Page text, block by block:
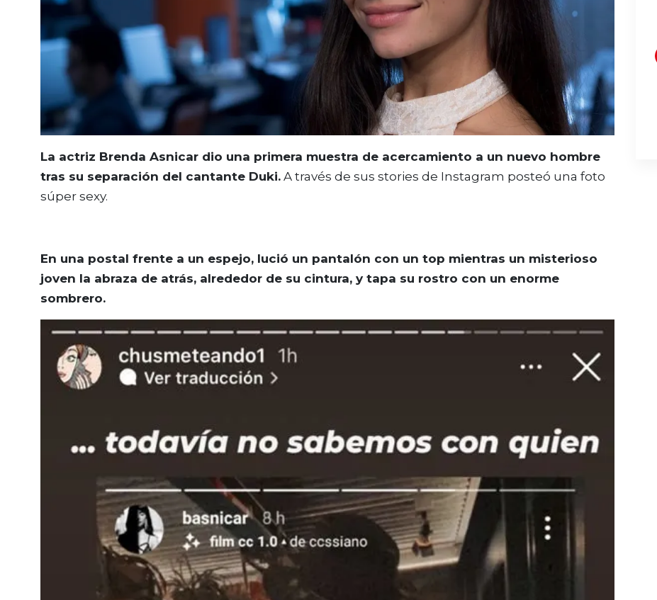
La actriz Brenda Asnicar dio una primera muestra de acercamiento a un nuevo hombre
tras su separación del cantante Duki. A través de sus stories de Instagram posteó una foto
súper sexy.
En una postal frente a un espejo, lució un pantalón con un top mientras un misterioso
joven la abraza de atrás, alrededor de su cintura, y tapa su rostro con un enorme
sombrero.